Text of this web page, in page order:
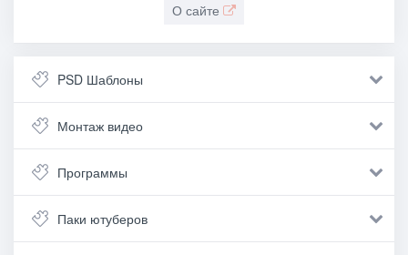
О сайте
PSD Шаблоны
Монтаж видео
Программы
Паки ютуберов